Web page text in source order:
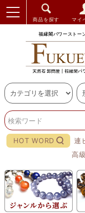
商品を探す マイ
福縁閣パワーストー
HOT WORD 連
高